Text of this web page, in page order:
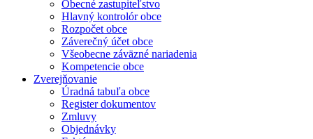
Obecné zastupiteľstvo
Hlavný kontrolór obce
Rozpočet obce
Záverečný účet obce
Všeobecne záväzné nariadenia
Kompetencie obce
Zverejňovanie
Úradná tabuľa obce
Register dokumentov
Zmluvy
Objednávky